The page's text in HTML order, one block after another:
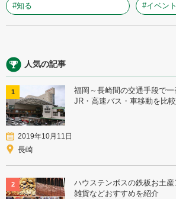
#知る #イベント
人気の記事
1
福岡～長崎間の交通手段で
JR・高速バス・車移動を比
2019年10月11日
長崎
2
ハウステンボスの鉄板お土産
雑貨などおすすめを紹介